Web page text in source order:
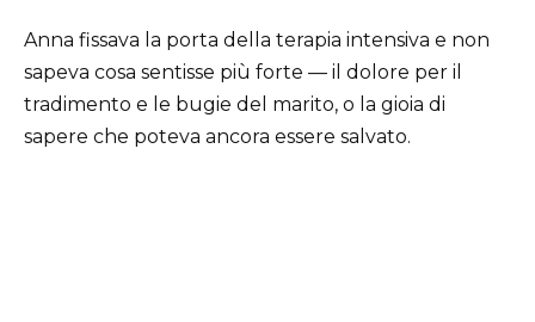
Anna fissava la porta della terapia intensiva e non
sapeva cosa sentisse più forte — il dolore per il
tradimento e le bugie del marito, o la gioia di
sapere che poteva ancora essere salvato.